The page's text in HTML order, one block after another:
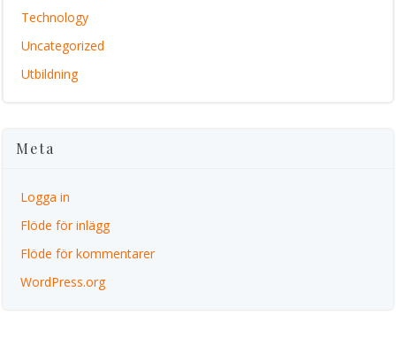
Technology
Uncategorized
Utbildning
Meta
Logga in
Flöde för inlägg
Flöde för kommentarer
WordPress.org